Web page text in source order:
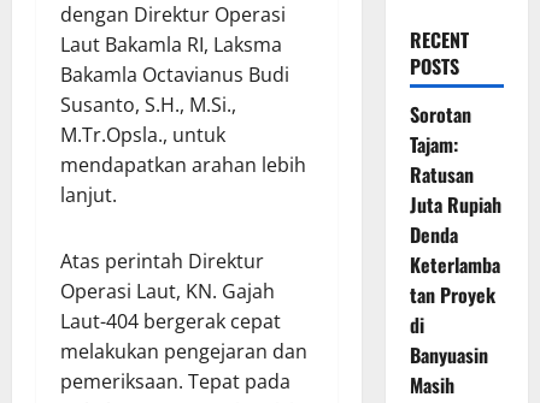
dengan Direktur Operasi
Laut Bakamla RI, Laksma
Bakamla Octavianus Budi
Susanto, S.H., M.Si.,
M.Tr.Opsla., untuk
mendapatkan arahan lebih
lanjut.
Atas perintah Direktur
Operasi Laut, KN. Gajah
Laut-404 bergerak cepat
melakukan pengejaran dan
pemeriksaan. Tepat pada
RECENT
POSTS
Sorotan
Tajam:
Ratusan
Juta Rupiah
Denda
Keterlamba
tan Proyek
di
Banyuasin
Masih